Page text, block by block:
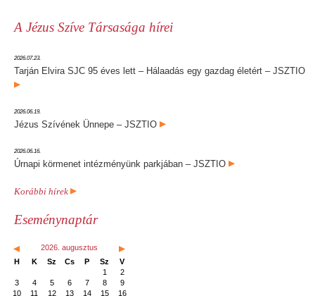
A Jézus Szíve Társasága hírei
2026.07.23.
Tarján Elvira SJC 95 éves lett – Hálaadás egy gazdag életért – JSZTIO
2026.06.19.
Jézus Szívének Ünnepe – JSZTIO
2026.06.16.
Úrnapi körmenet intézményünk parkjában – JSZTIO
Korábbi hírek
Eseménynaptár
2026. augusztus
H
K Sz Cs P Sz
V
1
2
3
4 5 6 7 8
9
10
11 12 13 14 15 16